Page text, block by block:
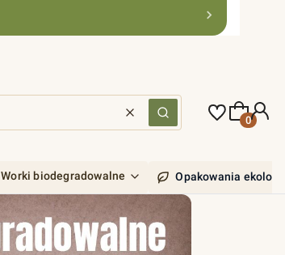
WyczyśćSzukaj
Produkty
Worki biodegradowalne Opakowania